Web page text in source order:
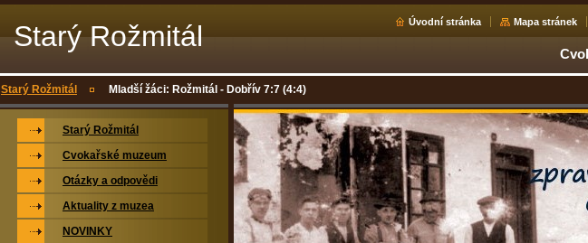
Starý Rožmitál Úvodní stránka Mapa stránek
Starý Rožmitál Mladší žáci: Rožmitál - Dobřív 7:7 (4:4)
Starý Rožmitál
Cvokařské muzeum
Otázky a odpovědi
Aktuality z muzea
NOVINKY